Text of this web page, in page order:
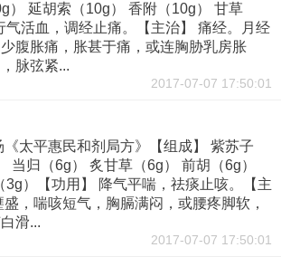
） 延胡索（10g） 香附（10g） 甘草
气活血，调经止痛。【主治】 痛经。月经
腹胀痛，胀甚于痛，或连胸胁乳房胀
脉弦紧...
2017-07-07 17:50:01
太平惠民和剂局方》【组成】 紫苏子
当归（6g） 炙甘草（6g） 前胡（6g）
3g）【功用】 降气平喘，祛痰止咳。【主
，喘咳短气，胸膈满闷，或腰疼脚软，
滑...
2017-07-07 17:50:01